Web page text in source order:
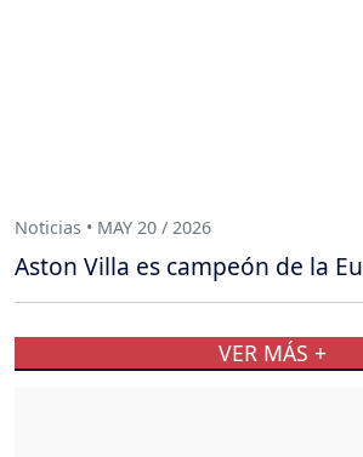
Noticias • MAY 20 / 2026
Aston Villa es campeón de la
VER MÁS +